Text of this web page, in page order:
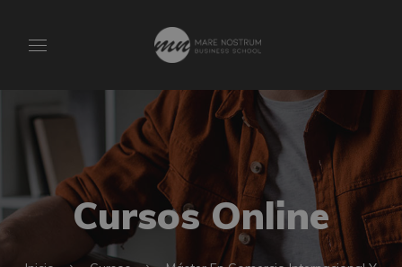
Cursos Online